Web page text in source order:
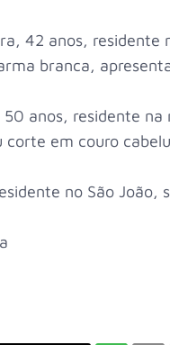
42 anos,
branca,
50 anos, residente
em couro
no São João,